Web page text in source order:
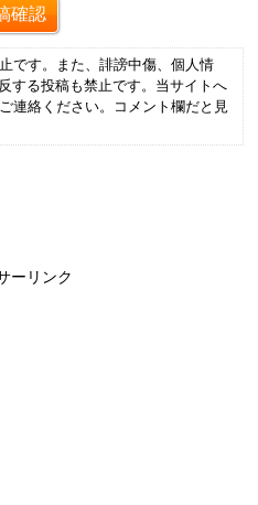
です。また、誹謗中傷、個人情
する投稿も禁止です。当サイトへ
連絡ください。コメント欄だと見
ーリンク